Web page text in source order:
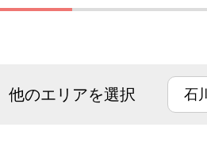
他のエリアを選択